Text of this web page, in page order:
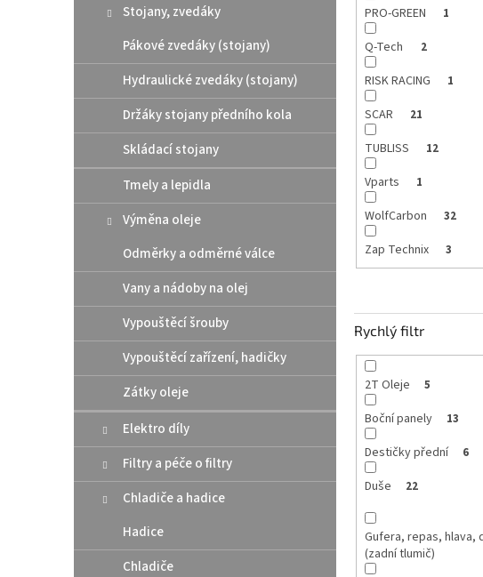
Stojany, zvedáky
Pákové zvedáky (stojany)
Hydraulické zvedáky (stojany)
Držáky stojany předního kola
Skládací stojany
Tmely a lepidla
Výměna oleje
Odměrky a odměrné válce
Vany a nádoby na olej
Vypouštěcí šrouby
Vypouštěcí zařízení, hadičky
Zátky oleje
Elektro díly
Filtry a péče o filtry
Chladiče a hadice
Hadice
Chladiče
PRO-GREEN 1
Q-Tech 2
RISK RACING 1
SCAR 21
TUBLISS 12
Vparts 1
WolfCarbon 32
Zap Technix 3
Rychlý filtr
2T Oleje 5
Boční panely 13
Destičky přední 6
Duše 22
Gufera, repas, hlava,
(zadní tlumič)